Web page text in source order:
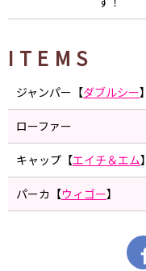
ITEMS
ジャンパー【ダブルシー】
ローファー
キャップ【エイチ＆エム】
パーカ【ウィゴー】